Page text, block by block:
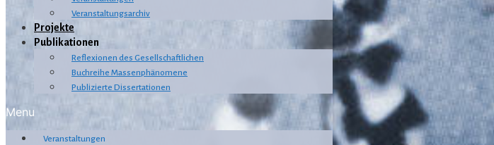
Veranstaltungsarchiv
Projekte
Publikationen
Reflexionen des Gesellschaftlichen
Buchreihe Massenphänomene
Publizierte Dissertationen
Menu
Veranstaltungen